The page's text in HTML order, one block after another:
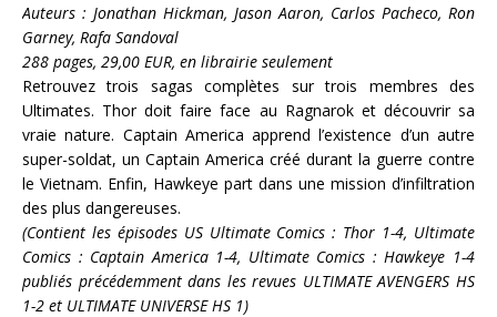
Auteurs : Jonathan Hickman, Jason Aaron, Carlos Pacheco, Ron
Garney, Rafa Sandoval
288 pages, 29,00 EUR, en librairie seulement
Retrouvez trois sagas complètes sur trois membres des
Ultimates. Thordoit faire face au Ragnarok et découvrir sa
vraie nature. Captain America apprend l’existence d’un autre
super-soldat, un Captain America créé durant la guerre contre
le Vietnam. Enfin, Hawkeye part dans une mission d’infiltration
des plus dangereuses.
(Contient les épisodes US Ultimate Comics : Thor 1-4, Ultimate
Comics : Captain America 1-4, Ultimate Comics : Hawkeye 1-4
publiés précédemment dans les revues ULTIMATE AVENGERS HS
1-2 et ULTIMATE UNIVERSE HS 1)